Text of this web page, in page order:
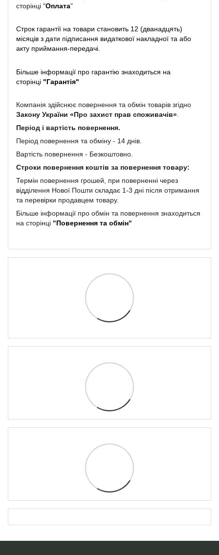
сторінці "Оплата"
Строк гарантії на товари становить 12 (дванадцять)
місяців з дати підписання видаткової накладної та або
акту приймання-передачі.
Більше інформації про гарантію знаходиться на
сторінці "Гарантія"
Компанія здійснює повернення та обмін товарів згідно
Закону України «Про захист прав споживачів».
Період і вартість повернення.
Період повернення та обміну - 14 днів.
Вартість повернення - Безкоштовно.
Строки повернення коштів за повернення товару:
Термін повернення грошей, при поверненні через
відділення Нової Пошти складає 1-3 дні після отримання
та перевірки продавцем товару.
Більше інформації про обмін та повернення знаходиться
на сторінці "Повернення та обмін"